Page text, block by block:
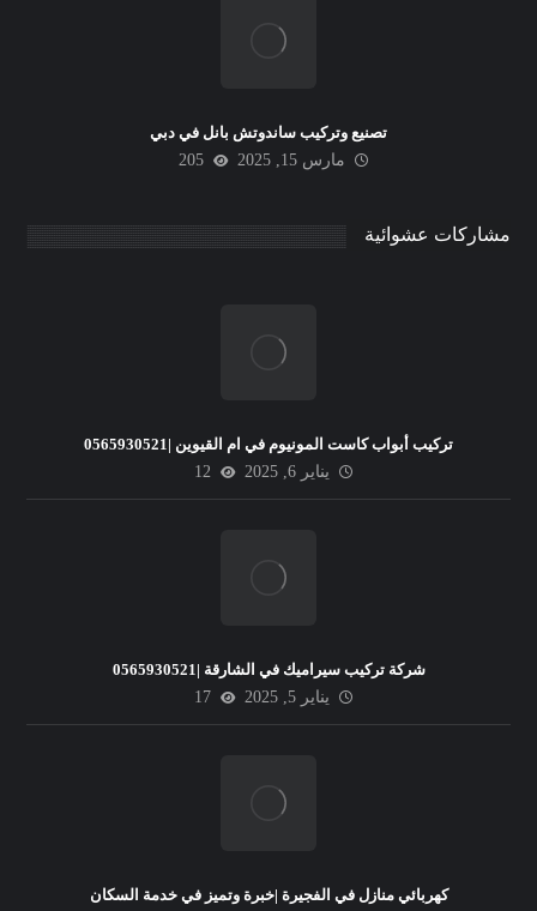
تصنيع وتركيب ساندوتش بانل في دبي
مارس 15, 2025
205
مشاركات عشوائية
تركيب أبواب كاست المونيوم في ام القيوين |0565930521
يناير 6, 2025
12
شركة تركيب سيراميك في الشارقة |0565930521
يناير 5, 2025
17
كهربائي منازل في الفجيرة |خبرة وتميز في خدمة السكان